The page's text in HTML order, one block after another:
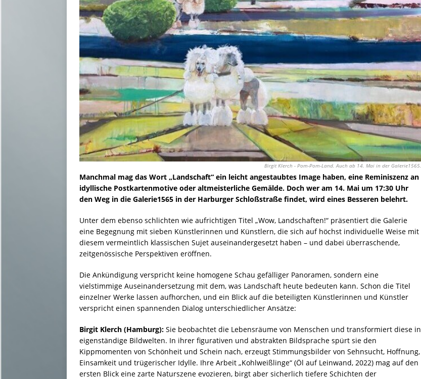
Birgit Klerch - Pom-Pom-Land. Auch ab 14. Mai in der Galerie1565.
Manchmal mag das Wort „Landschaft“ ein leicht angestaubtes Image haben, eine Reminiszenz an
idyllische Postkartenmotive oder altmeisterliche Gemälde. Doch wer am 14. Mai um 17:30 Uhr
den Weg in die Galerie1565 in der Harburger Schloßstraße findet, wird eines Besseren belehrt.
Unter dem ebenso schlichten wie aufrichtigen Titel „Wow, Landschaften!“ präsentiert die Galerie
eine Begegnung mit sieben Künstlerinnen und Künstlern, die sich auf höchst individuelle Weise mit
diesem vermeintlich klassischen Sujet auseinandergesetzt haben – und dabei überraschende,
zeitgenössische Perspektiven eröffnen.
Die Ankündigung verspricht keine homogene Schau gefälliger Panoramen, sondern eine
vielstimmige Auseinandersetzung mit dem, was Landschaft heute bedeuten kann. Schon die Titel
einzelner Werke lassen aufhorchen, und ein Blick auf die beteiligten Künstlerinnen und Künstler
verspricht einen spannenden Dialog unterschiedlicher Ansätze:
Birgit Klerch (Hamburg): Sie beobachtet die Lebensräume von Menschen und transformiert diese in
eigenständige Bildwelten. In ihrer figurativen und abstrakten Bildsprache spürt sie den
Kippmomenten von Schönheit und Schein nach, erzeugt Stimmungsbilder von Sehnsucht, Hoffnung,
Einsamkeit und trügerischer Idylle. Ihre Arbeit „Kohlweißlinge“ (Öl auf Leinwand, 2022) mag auf den
ersten Blick eine zarte Naturszene evozieren, birgt aber sicherlich tiefere Schichten der